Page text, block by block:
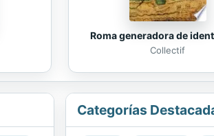
Roma generadora de
Collectif
Categorías